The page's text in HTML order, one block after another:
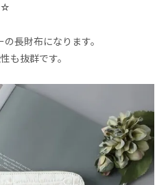
☆
長財布になります。
も抜群です。